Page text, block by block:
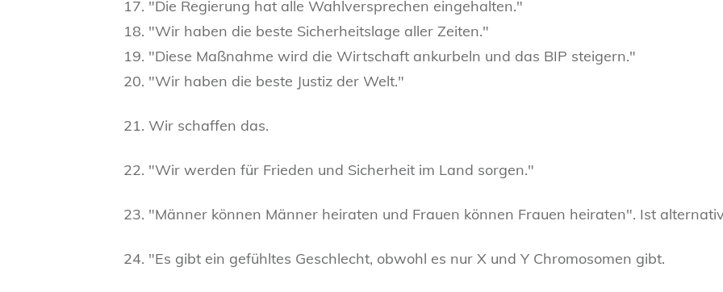
17. "Die Regierung hat alle Wahlversprechen eingehalten."
18. "Wir haben die beste Sicherheitslage aller Zeiten."
19. "Diese Maßnahme wird die Wirtschaft ankurbeln und das BIP steigern."
20. "Wir haben die beste Justiz der Welt."
21. Wir schaffen das.
22. "Wir werden für Frieden und Sicherheit im Land sorgen."
23. "Männer können Männer heiraten und Frauen können Frauen heiraten". Ist
24. "Es gibt ein gefühltes Geschlecht, obwohl es nur X und Y Chromosomen gibt.